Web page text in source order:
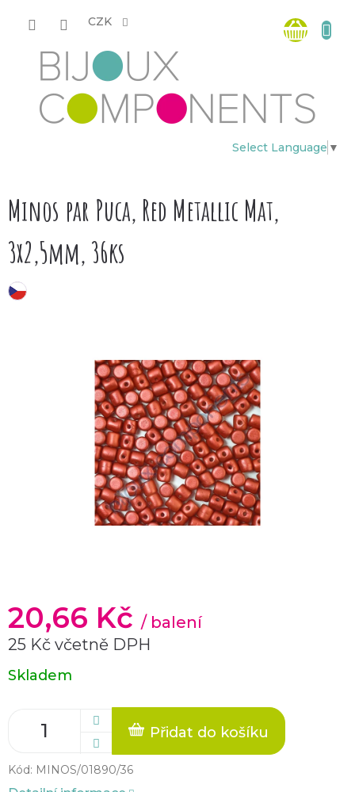
CZK
Select Language ▼
košík
Minos par Puca, Red Metallic Mat,
3x2,5mm, 36ks
20,66 Kč / balení
25 Kč včetně DPH
Měrná
cena:
Skladem
Přidat do košíku
Kód: MINOS/01890/36